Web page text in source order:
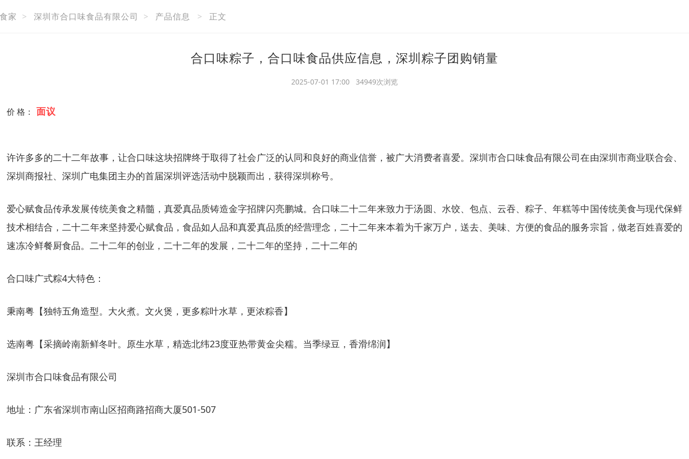
家 > 深圳市合口味食品有限公司 > 产品信息 > 正文
合口味粽子，合口味食品供应信息，深圳粽子团购销量
2025-07-01 17:00 34949次浏览
价 格： 面议
许许多多的二十二年故事，让合口味这块招牌终于取得了社会广泛的认同和良好的商业信誉，被广大消费者喜爱。深圳市合口味食品有限公司在由深圳市商业联合会、
深圳商报社、深圳广电集团主办的首届深圳评选活动中脱颖而出，获得深圳称号。
爱心赋食品传承发展传统美食之精髓，真爱真品质铸造金字招牌闪亮鹏城。合口味二十二年来致力于汤圆、水饺、包点、云吞、粽子、年糕等中国传统美食与现代保鲜
技术相结合，二十二年来坚持爱心赋食品，食品如人品和真爱真品质的经营理念，二十二年来本着为千家万户，送去、美味、方便的食品的服务宗旨，做老百姓喜爱的
速冻冷鲜餐厨食品。 二十二年的创业， 二十二年的发展， 二十二年的坚持， 二十二年的
合口味广式粽4大特色 ：
秉南粤【独特五角造型。大火煮。文火煲，更多粽叶水草，更浓粽香】
选南粤【采摘岭南新鲜冬叶。原生水草，精选北纬23度亚热带黄金尖糯。当季绿豆，香滑绵润】
深圳市合口味食品有限公司
地址： 广东省深圳市南山区招商路招商大厦501-507
联系： 王经理